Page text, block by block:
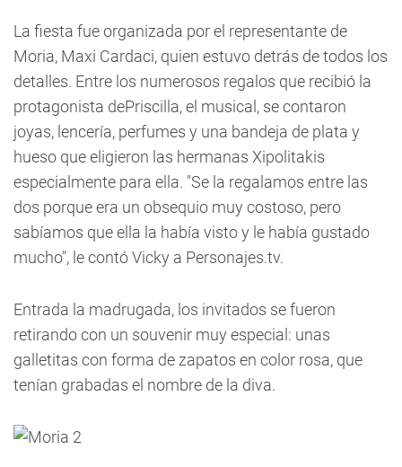
La fiesta fue organizada por el representante de
Moria, Maxi Cardaci, quien estuvo detrás de todos los
detalles. Entre los numerosos regalos que recibió la
protagonista dePriscilla, el musical, se contaron
joyas, lencería, perfumes y una bandeja de plata y
hueso que eligieron las hermanas Xipolitakis
especialmente para ella. "Se la regalamos entre las
dos porque era un obsequio muy costoso, pero
sabíamos que ella la había visto y le había gustado
mucho", le contó Vicky a Personajes.tv.
Entrada la madrugada, los invitados se fueron
retirando con un souvenir muy especial: unas
galletitas con forma de zapatos en color rosa, que
tenían grabadas el nombre de la diva.